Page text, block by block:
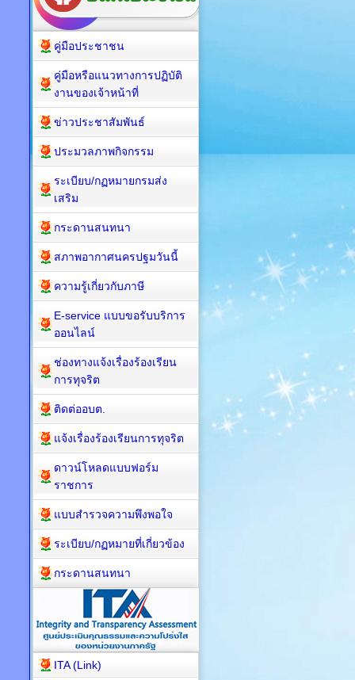
คู่มือประชาชน
คู่มือหรือแนวทางการปฏิบัติ
งานของเจ้าหน้าที่
ข่าวประชาสัมพันธ์
ประมวลภาพกิจกรรม
ระเบียบ/กฏหมายกรมส่ง
เสริม
กระดานสนทนา
สภาพอากาศนครปฐมวันนี้
ความรู้เกี่ยวกับภาษี
E-service แบบขอรับบริการ
ออนไลน์
ช่องทางแจ้งเรื่องร้องเรียน
การทุจริต
ติดต่ออบต.
แจ้งเรื่องร้องเรียนการทุจริต
ดาวน์โหลดแบบฟอร์ม
ราชการ
แบบสำรวจความพึงพอใจ
ระเบียบ/กฏหมายที่เกี่ยวข้อง
กระดานสนทนา
ITA (Link)